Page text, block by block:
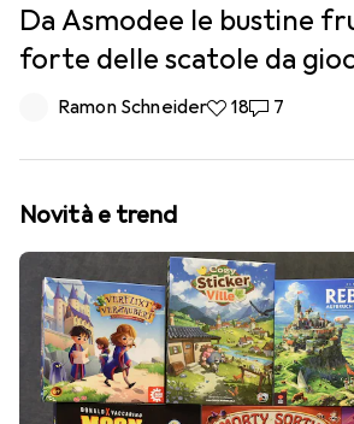
Da Asmodee le bustine
forte delle scatole da
Ramon Schneider18 like
187 commenti
7
Novità e trend